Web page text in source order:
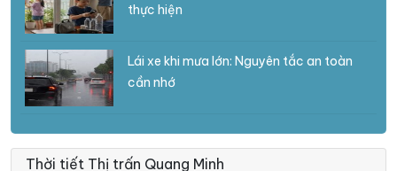
thực hiện
Lái xe khi mưa lớn: Nguyên tắc an toàn
cần nhớ
Thời tiết Thị trấn Quang Minh